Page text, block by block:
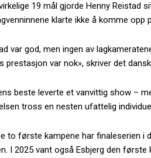
19 mål gjorde Henny Reistad
klarte ikke å komme opp
var god, men ingen av
prestasjon var nok», skriver det
beste leverte et vanvittig show –
tross en nesten ufattelig
to første kampene har finaleserien
I 2025 vant også Esbjerg den